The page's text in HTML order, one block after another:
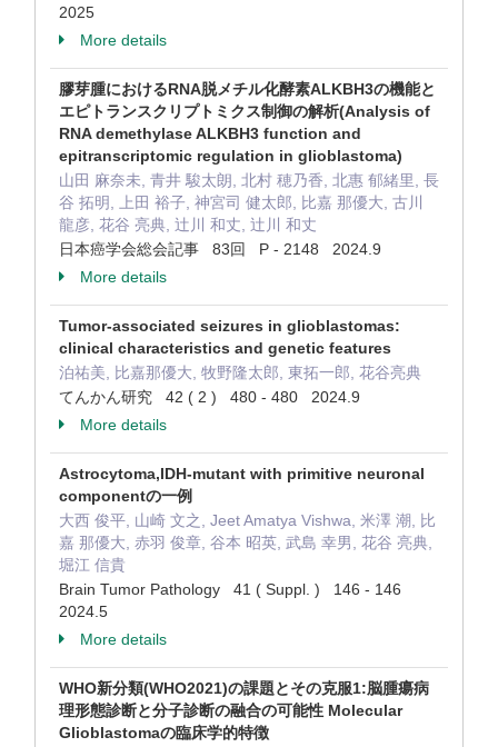
2025
More details
膠芽腫におけるRNA脱メチル化酵素ALKBH3の機能と
エピトランスクリプトミクス制御の解析(Analysis of
RNA demethylase ALKBH3 function and
epitranscriptomic regulation in glioblastoma)
山田 麻奈未, 青井 駿太朗, 北村 穂乃香, 北惠 郁緒里, 長
谷 拓明, 上田 裕子, 神宮司 健太郎, 比嘉 那優大, 古川
龍彦, 花谷 亮典, 辻川 和丈, 辻川 和丈
日本癌学会総会記事 83回 P - 2148 2024.9
More details
Tumor-associated seizures in glioblastomas:
clinical characteristics and genetic features
泊祐美, 比嘉那優大, 牧野隆太郎, 東拓一郎, 花谷亮典
てんかん研究 42 ( 2 ) 480 - 480 2024.9
More details
Astrocytoma,IDH-mutant with primitive neuronal
componentの一例
大西 俊平, 山崎 文之, Jeet Amatya Vishwa, 米澤 潮, 比
嘉 那優大, 赤羽 俊章, 谷本 昭英, 武島 幸男, 花谷 亮典,
堀江 信貴
Brain Tumor Pathology 41 ( Suppl. ) 146 - 146
2024.5
More details
WHO新分類(WHO2021)の課題とその克服1:脳腫瘍病
理形態診断と分子診断の融合の可能性 Molecular
Glioblastomaの臨床学的特徴